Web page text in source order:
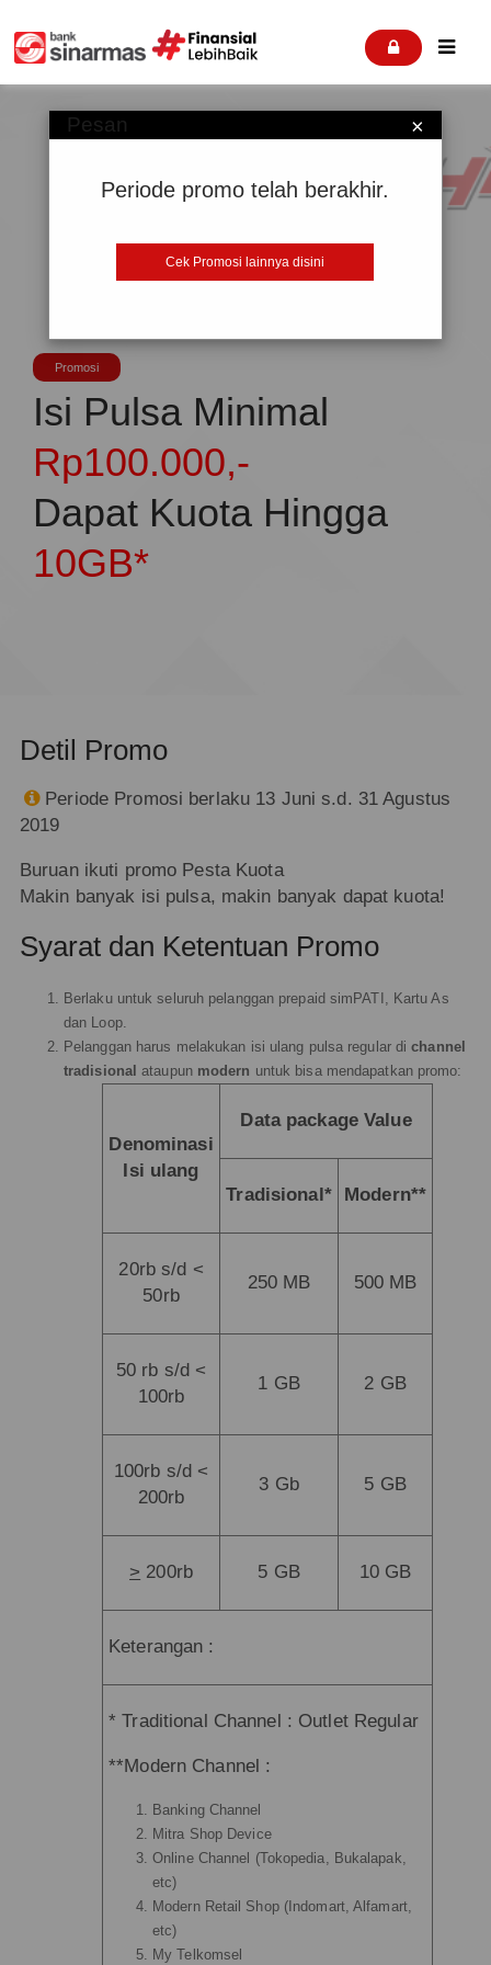
 
Promosi
Isi Pulsa Minimal
Rp100.000,-
Dapat Kuota Hingga
10GB*
Detil Promo
 Periode Promosi berlaku 13 Juni s.d. 31 Agustus
2019
Buruan ikuti promo Pesta Kuota
Makin banyak isi pulsa, makin banyak dapat kuota!
Syarat dan Ketentuan Promo
Berlaku untuk seluruh pelanggan prepaid simPATI, Kartu As
dan Loop.
Pelanggan harus melakukan isi ulang pulsa regular dichannel
tradisional ataupun modern untuk bisa mendapatkan promo:
Denominasi
Isi ulang
Data package Value
Tradisional* Modern**
20rb s/d <
50rb
250 MB 500 MB
50 rb s/d <
100rb
1 GB 2 GB
100rb s/d <
200rb
3 Gb 5 GB
> 200rb 5 GB 10 GB
Keterangan :
* Traditional Channel : Outlet Regular
**Modern Channel :
Banking Channel
Mitra Shop Device
Online Channel (Tokopedia, Bukalapak,
etc)
Modern Retail Shop (Indomart, Alfamart,
etc)
My Telkomsel
×
Pesan
Periode promo telah berakhir.
Cek Promosi lainnya disini